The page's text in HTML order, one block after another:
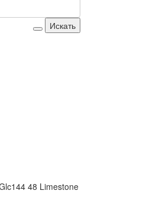
Искать
48 Limestone